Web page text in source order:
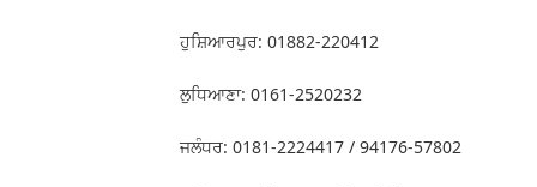
ਹੁਸ਼ਿਆਰਪੁਰ: 01882-220412
ਲੁਧਿਆਣਾ: 0161-2520232
ਜਲੰਧਰ: 0181-2224417 / 94176-57802